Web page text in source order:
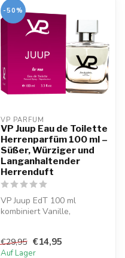
-50%
VP PARFUM
VP Juup Eau de Toilette
Herrenparfüm 100 ml –
Süßer, Würziger und
Langanhaltender
Herrenduft
VP Juup EdT 100 ml
kombiniert Vanille,
€29,95 €14,95
Auf Lager